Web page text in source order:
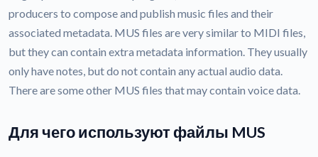
producers to compose and publish music files and their
associated metadata. MUS files are very similar to MIDI files,
but they can contain extra metadata information. They usually
only have notes, but do not contain any actual audio data.
There are some other MUS files that may contain voice data.
Для чего используют файлы MUS